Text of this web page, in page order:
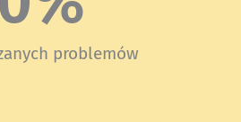
problemów